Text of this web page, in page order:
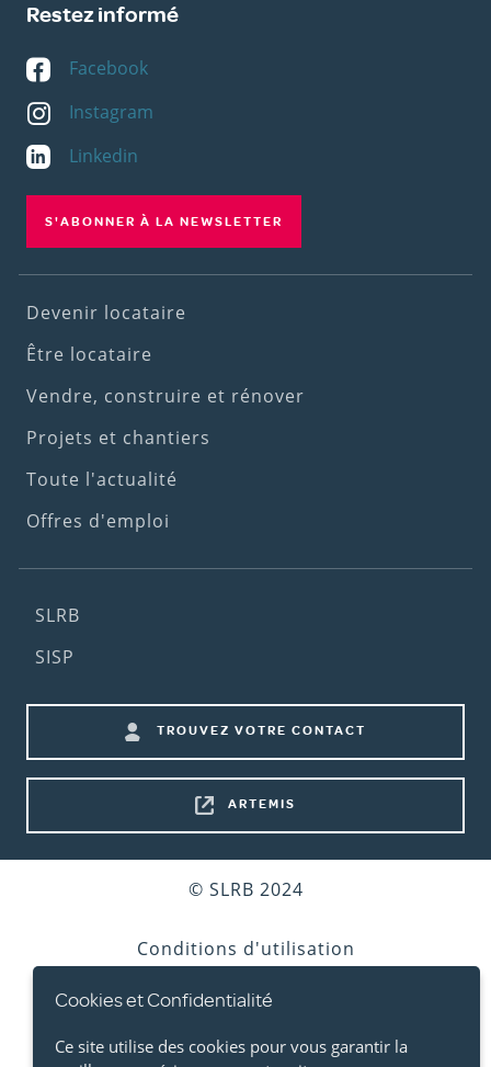
Restez informé
Facebook
Instagram
Linkedin
S'ABONNER À LA NEWSLETTER
Footer
(1st
menu)
Devenir locataire
Être locataire
Vendre, construire et rénover
Projets et chantiers
Toute l'actualité
Offres d'emploi
Footer
(2nd
SLRB
SISP
Footer
shortcuts
TROUVEZ VOTRE CONTACT
ARTEMIS
© SLRB 2024
Conditions d'utilisation
Vie privée
Cookies et Confidentialité
Ce site utilise des cookies pour vous garantir la